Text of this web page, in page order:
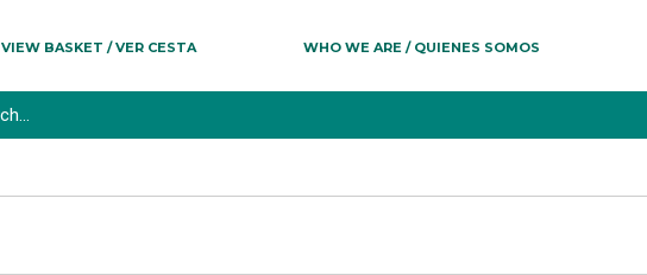
VIEW BASKET / VER CESTA WHO WE ARE / QUIENES SOMOS